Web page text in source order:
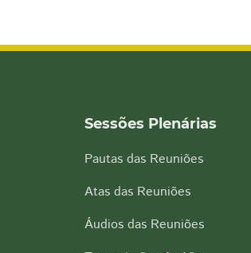
Sessões Plenárias
Pautas das Reuniões
Atas das Reuniões
Áudios das Reuniões